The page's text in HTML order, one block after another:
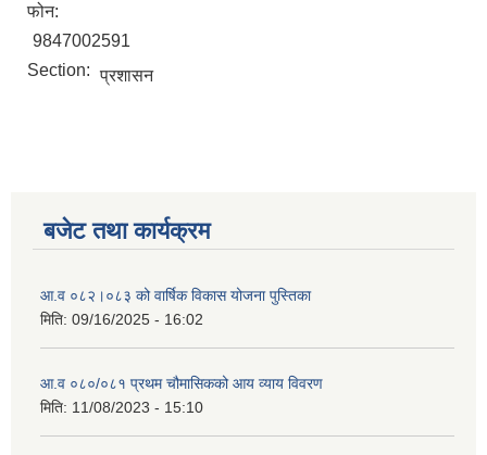
फोन:
9847002591
Section: प्रशासन
बजेट तथा कार्यक्रम
आ.व ०८२।०८३ को वार्षिक विकास योजना पुस्तिका
मिति: 09/16/2025 - 16:02
आ.व ०८०/०८१ प्रथम चौमासिकको आय व्याय विवरण
मिति: 11/08/2023 - 15:10